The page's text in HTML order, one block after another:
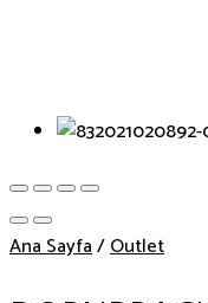
Ana Sayfa/Outlet